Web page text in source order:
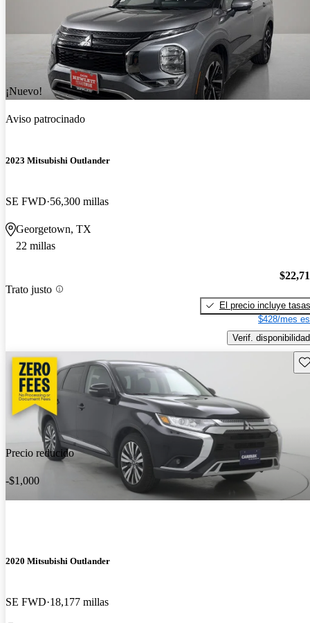
¡Nuevo!
Aviso patrocinado
2023 Mitsubishi Outlander
SE FWD 56,300 millas
Georgetown, TX
22 millas
Trato justo
El precio incluye tasas
$428/mes
Verif. disponibilidad
Precio reducido
-$1,000
2020 Mitsubishi Outlander
SE FWD 18,177 millas